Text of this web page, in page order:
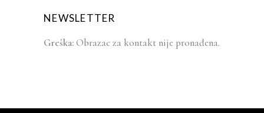
NEWSLETTER
Greška:Obrazac za kontakt nije pronađena.